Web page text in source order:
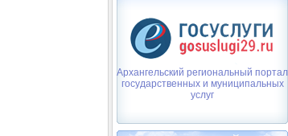
Архангельский региональный портал
государственных и муниципальных
услуг